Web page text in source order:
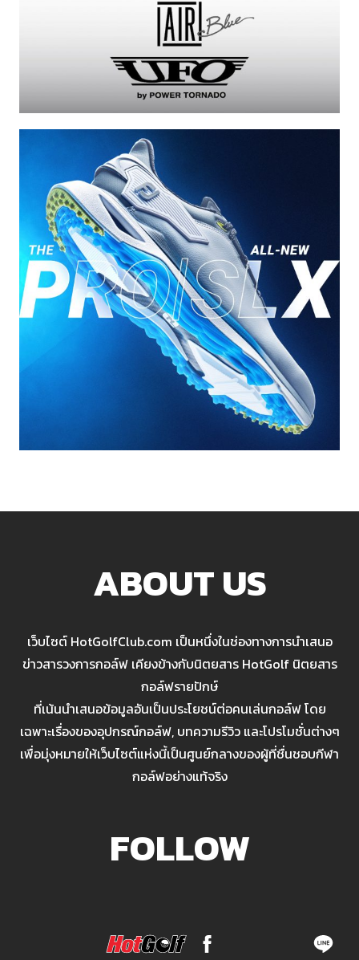
ABOUT US
เว็บไซต์ HotGolfClub.com เป็นหนึ่งในช่องทางการนำเสนอ
ข่าวสารวงการกอล์ฟ เคียงข้างกับนิตยสาร HotGolf นิตยสาร
กอล์ฟรายปักษ์
ที่เน้นนำเสนอข้อมูลอันเป็นประโยชน์ต่อคนเล่นกอล์ฟ โดย
เฉพาะเรื่องของอุปกรณ์กอล์ฟ, บทความรีวิว และโปรโมชั่นต่างๆ
เพื่อมุ่งหมายให้เว็บไซต์แห่งนี้เป็นศูนย์กลางของผู้ที่ชื่นชอบกีฬา
กอล์ฟอย่างแท้จริง
FOLLOW